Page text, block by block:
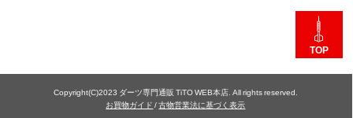
TOP
Copyright(C)2023 ダーツ専門通販 TiTO WEB本店. All rights reserved.
お買物ガイド /古物営業法に基づく表示